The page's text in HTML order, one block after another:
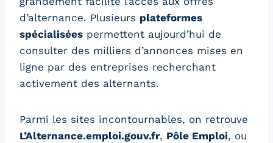
d’alternance. Plusieurs plateformes
spécialisées permettent aujourd’hui de
consulter des milliers d’annonces mises en
ligne par des entreprises recherchant
activement des alternants.
Parmi les sites incontournables, on retrouve
L’Alternance.emploi.gouv.fr, Pôle Emploi, ou